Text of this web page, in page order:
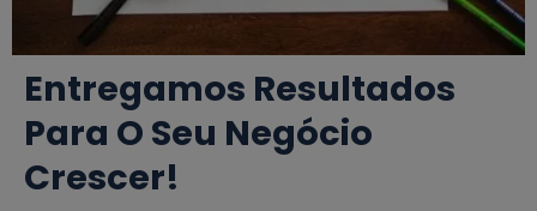
Entregamos Resultados
Para O Seu Negócio
Crescer!